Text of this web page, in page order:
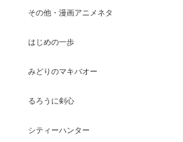
その他・漫画アニメネタ
はじめの一歩
みどりのマキバオー
るろうに剣心
シティーハンター